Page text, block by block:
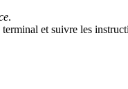
.
et suivre les